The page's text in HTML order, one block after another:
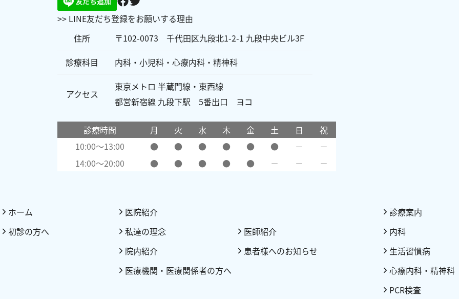
>> LINE友だち登録をお願いする理由
住所
〒102-0073 千代田区九段北1-2-1 九段中央ビル3F
診療科目
内科・小児科・心療内科・精神科
アクセス
東京メトロ 半蔵門線・東西線
都営新宿線 九段下駅 5番出口 ヨコ
診療時間 月 火 水 木 金 土 日
祝
10:00～13:00
● ● ● ● ● ● －
－
14:00～20:00
● ● ● ● ● － － －
ホーム
初診の方へ
医院紹介
私達の理念
医師紹介
院内紹介
患者様へのお知らせ
医療機関・医療関係者の方へ
診療案内
内科
生活習慣病
心療内科・精神科
PCR検査